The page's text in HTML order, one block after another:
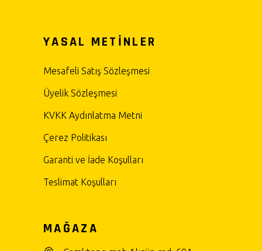
YASAL METİNLER
Mesafeli Satış Sözleşmesi
Üyelik Sözleşmesi
KVKK Aydınlatma Metni
Çerez Politikası
Garanti ve İade Koşulları
Teslimat Koşulları
MAĞAZA